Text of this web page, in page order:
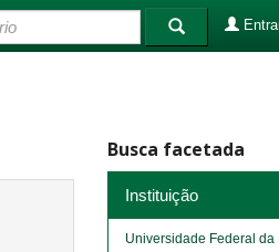
Busca facetada
Instituição
Universidade Federal da